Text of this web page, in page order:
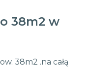
38m2 w
38m2 .na całą